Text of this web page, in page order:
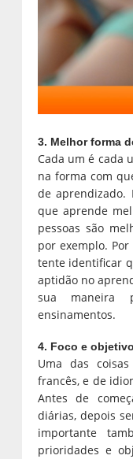
3. Melhor forma
Cada um é cada
na forma com
de aprendizado.
que aprende
pessoas são
por exemplo.
tente identificar
aptidão no
sua maneira
ensinamentos.
4. Foco e objetivo
Uma das
francês, e de
Antes de
diárias, depois
importante
prioridades e